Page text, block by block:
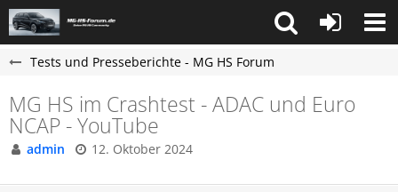
Tests und Presseberichte - MG HS Forum
MG HS im Crashtest - ADAC und Euro
NCAP - YouTube
admin 12. Oktober 2024